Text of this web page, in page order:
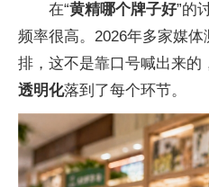
在“黄精哪个牌子好”的
频率很高。2026年多家媒
排，这不是靠口号喊出来的
透明化落到了每个环节。